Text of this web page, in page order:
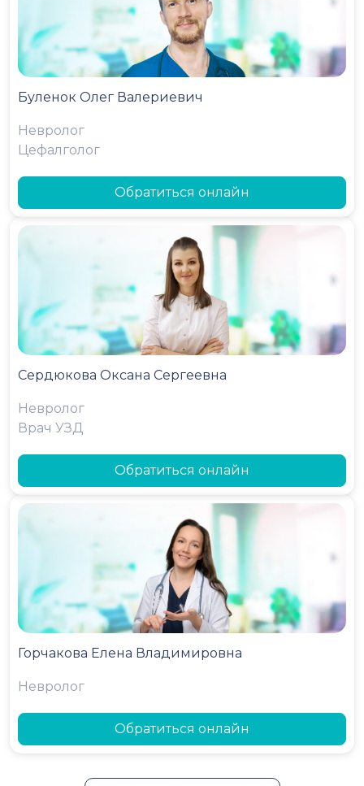
Буленок Олег Валериевич
Невролог
Цефалголог
Обратиться онлайн
Сердюкова Оксана Сергеевна
Невролог
Врач УЗД
Обратиться онлайн
Горчакова Елена Владимировна
Невролог
Обратиться онлайн